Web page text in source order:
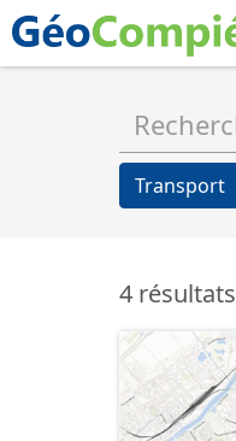
Transport
4 résultats